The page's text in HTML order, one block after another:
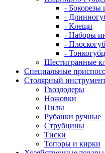
- Бокорезы
-
- Клещи
- Наборы
-
-
Шестигранные
Специальные
Столярный
Гвоздодеры
Ножовки
Пилы
Рубанки ручные
Струбцины
Тиски
Топоры и кирки